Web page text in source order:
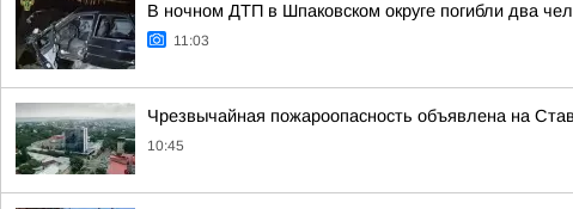
В ночном ДТП в Шпаковском округе погибли два
11:03
Чрезвычайная пожароопасность объявлена на
10:45